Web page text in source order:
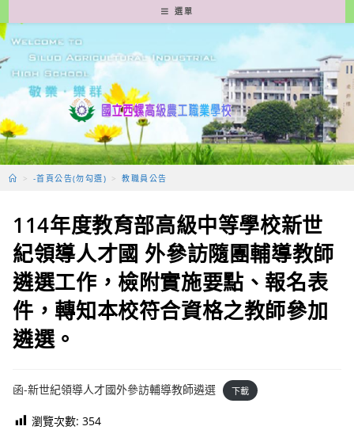
轉
至
要
容
選單
> -首頁公告(勿勾選) > 教職員公告
114年度教育部高級中等學校新世
紀領導人才國 外參訪隨團輔導教師
遴選工作，檢附實施要點、報名表
件，轉知本校符合資格之教師參加
遴選。
函-新世紀領導人才國外參訪輔導教師遴選 下載
瀏覽次數: 354